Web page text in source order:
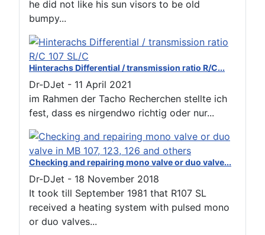
he did not like his sun visors to be old
bumpy...
Hinterachs Differential / transmission ratio R/C...
Dr-DJet - 11 April 2021
im Rahmen der Tacho Recherchen stellte ich
fest, dass es nirgendwo richtig oder nur...
Checking and repairing mono valve or duo valve...
Dr-DJet - 18 November 2018
It took till September 1981 that R107 SL
received a heating system with pulsed mono
or duo valves...